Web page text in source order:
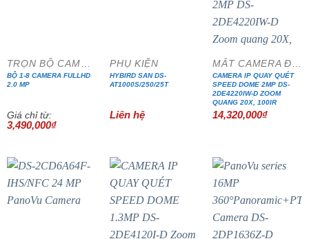
TRỌN BỘ CAMERA CÁP ĐỒNG TRỤC
BỘ 1-8 CAMERA FULLHD
2.0 MP
Giá chỉ từ:
3,490,000₫
PHỤ KIỆN
HYBIRD SAN DS-
AT1000S/250/25T
Liên hệ
MẮT CAMERA ĐẶC CHỦNG
CAMERA IP QUAY QUÉT
SPEED DOME 2MP DS-
2DE4220IW-D ZOOM
QUANG 20X, 100IR
14,320,000₫